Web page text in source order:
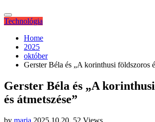
Technológia
Home
2025
október
Gerster Béla és „A korinthusi földszoros
Gerster Béla és „A
és átmetszése”
by maria 2025.10.20. 52 Views